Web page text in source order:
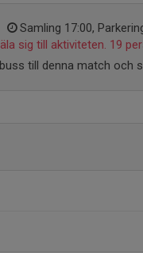
Samling 17:00,
sig till aktiviteten. 19
till denna match och